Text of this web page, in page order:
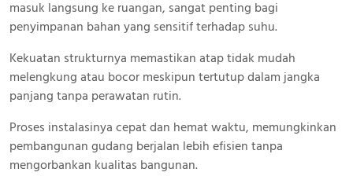
masuk langsung ke ruangan, sangat penting bagi
penyimpanan bahan yang sensitif terhadap suhu.
Kekuatan strukturnya memastikan atap tidak mudah
melengkung atau bocor meskipun tertutup dalam jangka
panjang tanpa perawatan rutin.
Proses instalasinya cepat dan hemat waktu, memungkinkan
pembangunan gudang berjalan lebih efisien tanpa
mengorbankan kualitas bangunan.